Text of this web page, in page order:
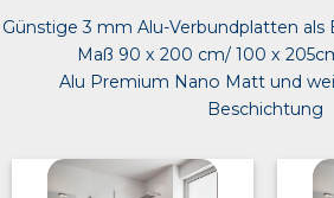
Günstige 3 mm Alu-Verbundplatten als
Maß 90 x 200 cm/ 100 x
Alu Premium Nano Matt und
Beschichtung